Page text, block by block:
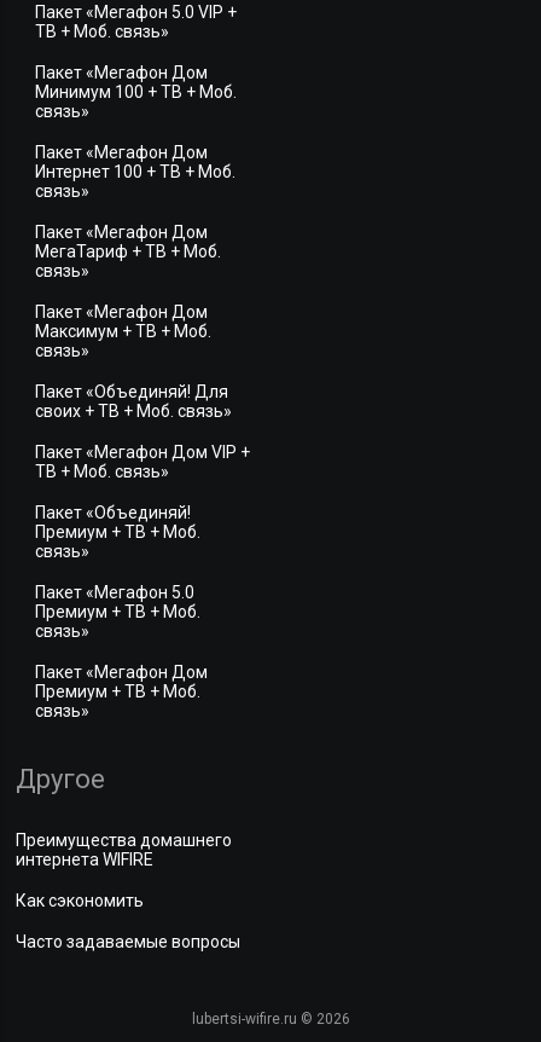
Пакет «Мегафон 5.0 VIP +
ТВ + Моб. связь»
Пакет «Мегафон Дом
Минимум 100 + ТВ + Моб.
связь»
Пакет «Мегафон Дом
Интернет 100 + ТВ + Моб.
связь»
Пакет «Мегафон Дом
МегаТариф + ТВ + Моб.
связь»
Пакет «Мегафон Дом
Максимум + ТВ + Моб.
связь»
Пакет «Объединяй! Для
своих + ТВ + Моб. связь»
Пакет «Мегафон Дом VIP +
ТВ + Моб. связь»
Пакет «Объединяй!
Премиум + ТВ + Моб.
связь»
Пакет «Мегафон 5.0
Премиум + ТВ + Моб.
связь»
Пакет «Мегафон Дом
Премиум + ТВ + Моб.
связь»
Другое
Преимущества домашнего
интернета WIFIRE
Как сэкономить
Часто задаваемые вопросы
lubertsi-wifire.ru © 2026